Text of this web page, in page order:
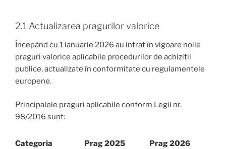
2.1 Actualizarea pragurilor valorice
Începând cu 1 ianuarie 2026 au intrat în vigoare noile
praguri valorice aplicabile procedurilor de achiziții
publice, actualizate în conformitate cu regulamentele
europene.
Principalele praguri aplicabile conform Legii nr.
98/2016 sunt:
Categoria Prag 2025 Prag 2026